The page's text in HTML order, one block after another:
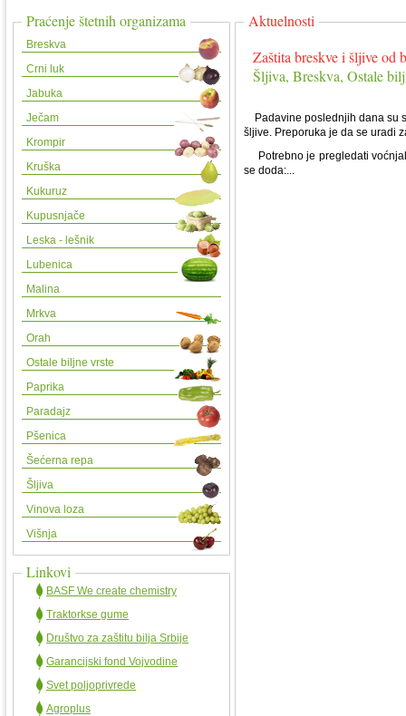
Praćenje štetnih organizama
Breskva
Crni luk
Jabuka
Ječam
Krompir
Kruška
Kukuruz
Kupusnjače
Leska - lešnik
Lubenica
Malina
Mrkva
Orah
Ostale biljne vrste
Paprika
Paradajz
Pšenica
Šećerna repa
Šljiva
Vinova loza
Višnja
Linkovi
BASF We create chemistry
Traktorkse gume
Društvo za zaštitu bilja Srbije
Garancijski fond Vojvodine
Svet poljoprivrede
Agroplus
Aktuelnosti
Zaštita breskve i šljive od
Šljiva, Breskva, Ostale
Padavine poslednjih dana su
šljive. Preporuka je da se uradi
Potrebno je pregledati
se doda:...